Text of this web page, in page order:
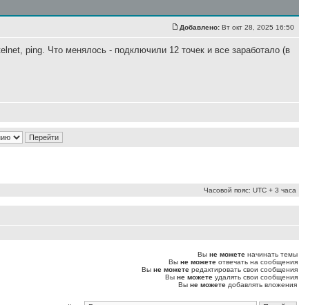
Добавлено: Вт окт 28, 2025 16:50
ping. Что менялось - подключили 12 точек и все заработало (в
Часовой пояс: UTC + 3 часа
Вы не можете начинать темы
Вы не можете отвечать на сообщения
Вы не можете редактировать свои сообщения
Вы не можете удалять свои сообщения
Вы не можете добавлять вложения